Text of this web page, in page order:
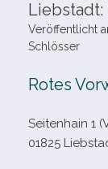
Liebstadt:
Veröffentlicht
Schlösser
Rotes
Seitenhain 1
01825